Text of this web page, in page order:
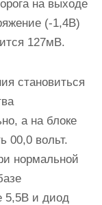
на выходе
(-1,4В)
127мВ.
становиться
а на блоке
00,0 вольт.
нормальной
5,5В и диод